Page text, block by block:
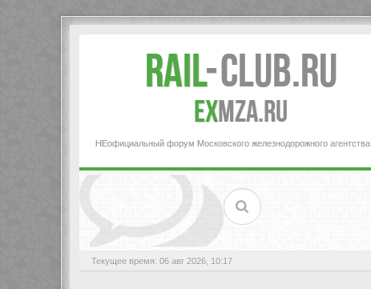
Rail-Club.RU
exMZA.RU
НЕофициальный форум Московского железнодорожного агентства
Текущее время: 06 авг 2026, 10:17